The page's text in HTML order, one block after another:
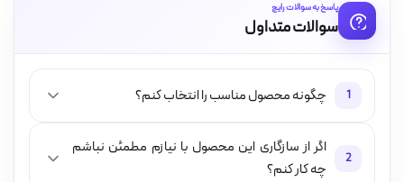
پاسخ به سوالات رایج
سوالات متداول
1 چگونه محصول مناسب را انتخاب کنم؟
2
اگر از سازگاری این محصول با نیازم مطمئن نباشم
چه کار کنم؟